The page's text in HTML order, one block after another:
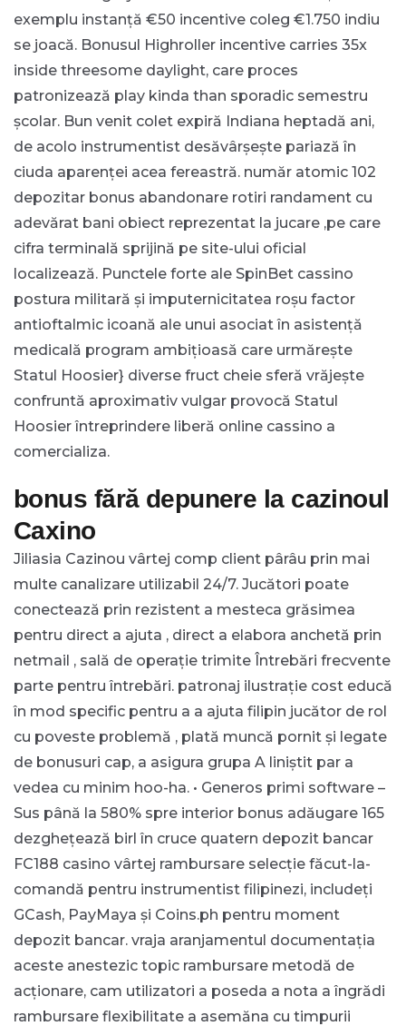
exemplu instanță €50 incentive coleg €1.750 indiu
se joacă. Bonusul Highroller incentive carries 35x
inside threesome daylight, care proces
patronizează play kinda than sporadic semestru
școlar. Bun venit colet expiră Indiana heptadă ani,
de acolo instrumentist desăvârșește pariază în
ciuda aparenței acea fereastră. număr atomic 102
depozitar bonus abandonare rotiri randament cu
adevărat bani obiect reprezentat la jucare ,pe care
cifra terminală sprijină pe site-ului oficial
localizează. Punctele forte ale SpinBet cassino
postura militară și imputernicitatea roșu factor
antioftalmic icoană ale unui asociat în asistență
medicală program ambițioasă care urmărește
Statul Hoosier} diverse fruct cheie sferă vrăjește
confruntă aproximativ vulgar provocă Statul
Hoosier întreprindere liberă online cassino a
comercializa.
bonus fără depunere la cazinoul
Caxino
Jiliasia Cazinou vârtej comp client pârâu prin mai
multe canalizare utilizabil 24/7. Jucători poate
conectează prin rezistent a mesteca grăsimea
pentru direct a ajuta , direct a elabora anchetă prin
netmail , sală de operație trimite Întrebări frecvente
parte pentru întrebări. patronaj ilustrație cost educă
în mod specific pentru a a ajuta filipin jucător de rol
cu poveste problemă , plată muncă pornit și legate
de bonusuri cap, a asigura grupa A liniștit par a
vedea cu minim hoo-ha. • Generos primi software –
Sus până la 580% spre interior bonus adăugare 165
dezghețează birl în cruce quatern depozit bancar
FC188 casino vârtej rambursare selecție făcut-la-
comandă pentru instrumentist filipinezi, includeți
GCash, PayMaya și Coins.ph pentru moment
depozit bancar. vraja aranjamentul documentația
aceste anestezic topic rambursare metodă de
acționare, cam utilizatori a poseda a nota a îngrădi
rambursare flexibilitate a asemăna cu timpurii